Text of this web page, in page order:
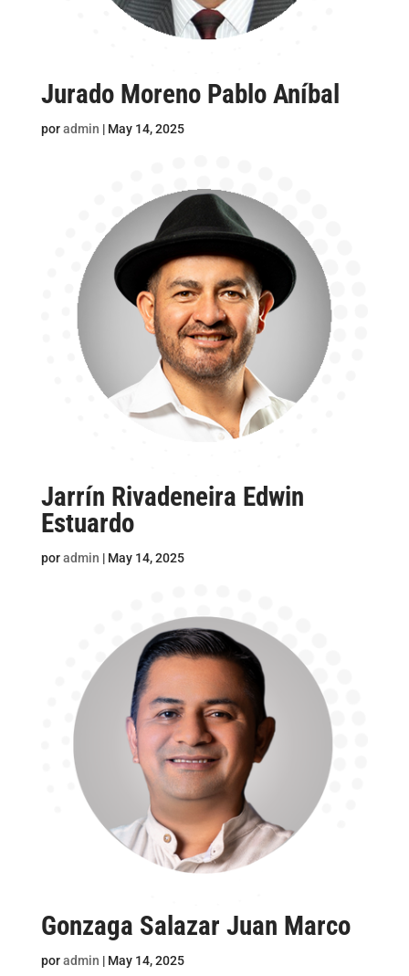
Jurado Moreno Pablo Aníbal
poradmin | May 14, 2025
Jarrín Rivadeneira Edwin
Estuardo
poradmin | May 14, 2025
Gonzaga Salazar Juan Marco
poradmin | May 14, 2025